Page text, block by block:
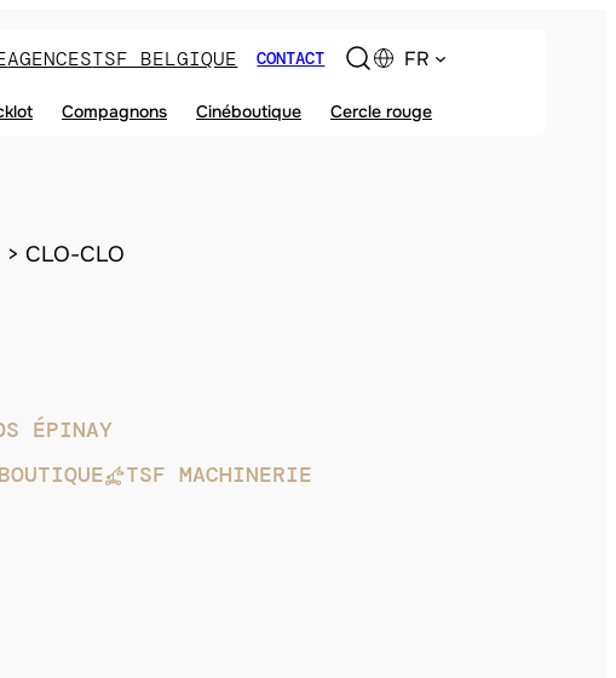
AGENCESTSF BELGIQUE CONTACT FR
Compagnons Cinéboutique Cercle rouge
CLO-CLO
ÉPINAY
TSF MACHINERIE